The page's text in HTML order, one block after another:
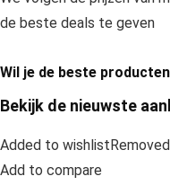
de beste deals te geven
Wil je de beste
Bekijk de nieuwste
Added to
Add to compare